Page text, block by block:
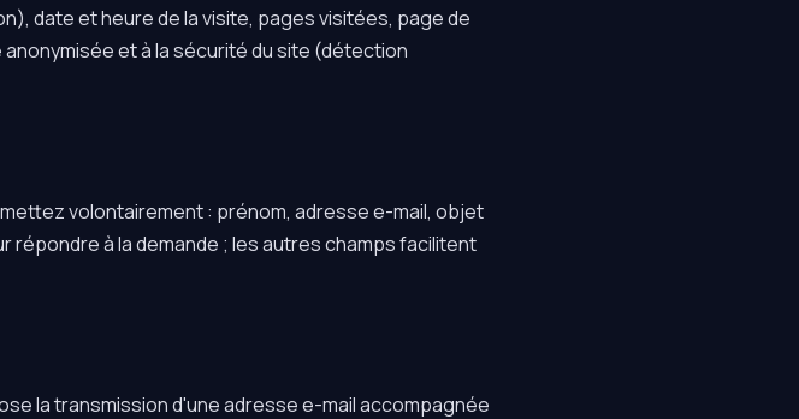
date et heure de la visite, pages visitées, page de
et à la sécurité du site (détection
volontairement : prénom, adresse e-mail, objet
à la demande ; les autres champs facilitent
la transmission d'une adresse e-mail accompagnée